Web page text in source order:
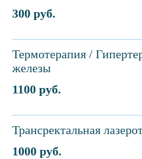
300 руб.
Термотерапия /
железы
1100 руб.
Трансректальная
1000 руб.